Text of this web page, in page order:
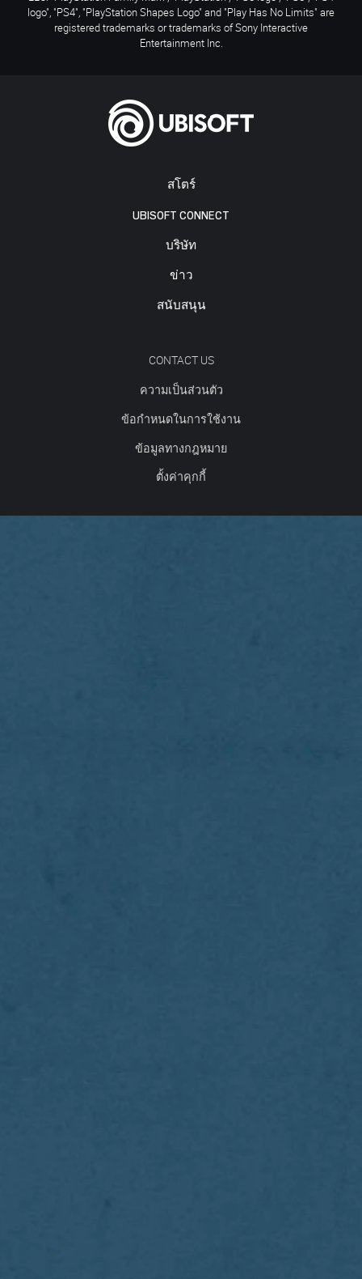
สโตร์
UBISOFT CONNECT
บริษัท
ข่าว
สนับสนุน
CONTACT US
ความเป็นส่วนตัว
ข้อกำหนดในการใช้งาน
ข้อมูลทางกฎหมาย
ตั้งค่าคุกกี้
logo", "PS4", "PlayStation Shapes Logo" and "Play Has No Limits" are
registered trademarks or trademarks of Sony Interactive
Entertainment Inc.